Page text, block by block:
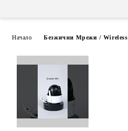
Начало Безжични Мрежи / Wireless